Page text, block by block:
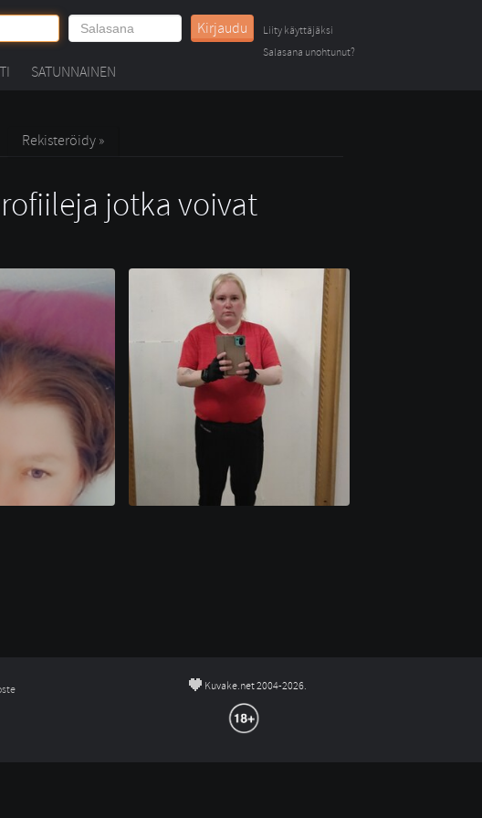
Kirjaudu
Liity käyttäjäksi
Salasana unohtunut?
SATUNNAINEN
Rekisteröidy »
jotka voivat
© Kuvake.net 2004-2026.